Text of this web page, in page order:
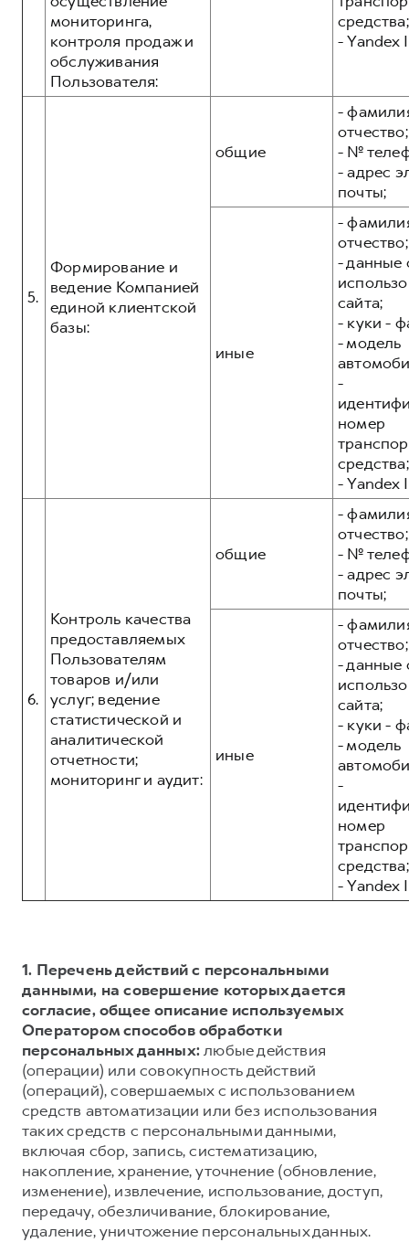
мониторинга,
контроля продаж и
обслуживания
Пользователя:
средства;
- Yandex
5.
Формирование и
ведение Компанией
единой клиентской
базы:
общие
-
отчество;
- №
- адрес
почты;
иные
-
отчество;
- данные
сайта;
- куки -
- модель
-
номер
средства;
- Yandex
6.
Контроль качества
предоставляемых
Пользователям
товаров и/или
услуг; ведение
статистической и
аналитической
отчетности;
мониторинг и аудит:
общие
-
отчество;
- №
- адрес
почты;
иные
-
отчество;
- данные
сайта;
- куки -
- модель
-
номер
средства;
- Yandex
1. Перечень действий с персональными
данными, на совершение которых дается
согласие, общее описание используемых
Оператором способов обработки
персональных данных:любые действия
(операции) или совокупность действий
(операций), совершаемых с использованием
средств автоматизации или без использования
таких средств с персональными данными,
включая сбор, запись, систематизацию,
накопление, хранение, уточнение (обновление,
изменение), извлечение, использование, доступ,
передачу, обезличивание, блокирование,
удаление, уничтожение персональных данных.